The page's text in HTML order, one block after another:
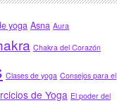
yoga Asna Aura
Chakra del Corazón
Clases de yoga Consejos para el
de Yoga El poder del